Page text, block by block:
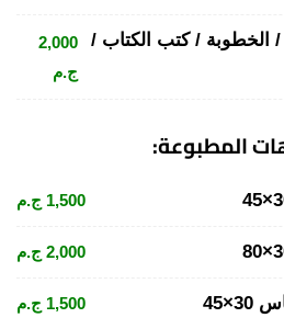
الخطوبة / كتب الكتاب /
2,000
ج.م
المطبوعة:
1,500 ج.م
2,000 ج.م
1,500 ج.م